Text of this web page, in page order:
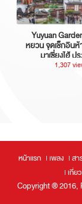
Yuyuan
หยวน จุดเช็กอิน
มาเซี่ยงไฮ้ ป
1,307
หน้าแรก เพลง สา
เกี่ย
Copyright ® 2016,